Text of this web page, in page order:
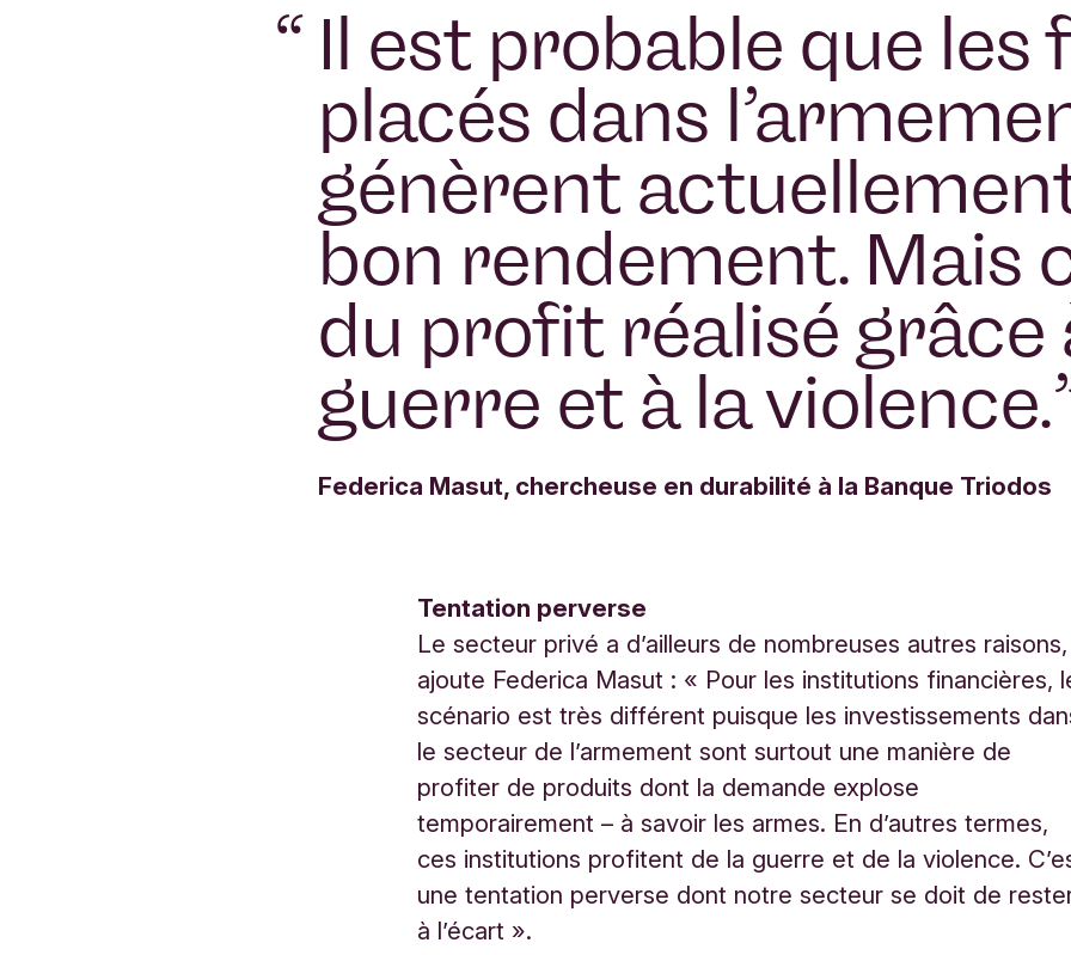
“ Il est probable que les
placés dans
génèrent
bon rendement. Mais
du profit réalisé grâce
guerre et à la violence.
Federica Masut, chercheuse en durabilité à la Banque Triodos
Tentation perverse
Le secteur privé a d’ailleurs de nombreuses autres raisons,
ajoute Federica Masut : « Pour les institutions financières,
scénario est très différent puisque les investissements
le secteur de l’armement sont surtout une manière de
profiter de produits dont la demande explose
temporairement – à savoir les armes. En d’autres termes,
ces institutions profitent de la guerre et de la violence.
une tentation perverse dont notre secteur se doit de
à l’écart ».